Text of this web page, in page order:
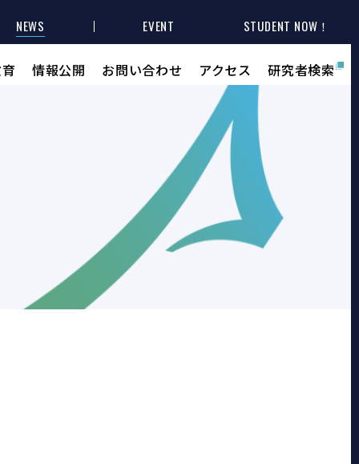
NEWS EVENT STUDENT NOW！
情報公開 お問い合わせ アクセス 研究者検索